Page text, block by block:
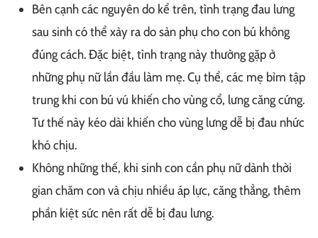
Bên cạnh các nguyên do kể trên, tình trạng đau lưng
sau sinh có thể xảy ra do sản phụ cho con bú không
đúng cách. Đặc biệt, tình trạng này thường gặp ở
những phụ nữ lần đầu làm mẹ. Cụ thể, các mẹ bỉm tập
trung khi con bú vú khiến cho vùng cổ, lưng căng cứng.
Tư thế này kéo dài khiến cho vùng lưng dễ bị đau nhức
khó chịu.
Không những thế, khi sinh con cần phụ nữ dành thời
gian chăm con và chịu nhiều áp lực, căng thẳng, thêm
phần kiệt sức nên rất dễ bị đau lưng.